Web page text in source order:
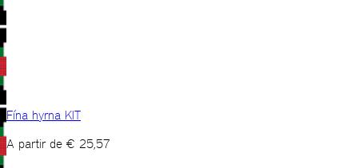
Fína hyrna KIT
A partir de € 25,57